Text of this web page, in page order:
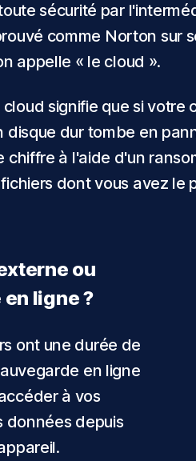
sécurité par
comme Norton sur
appelle « le cloud ».
signifie que si votre
disque dur tombe en
chiffre à l'aide d'un
dont vous avez le
ou
ligne ?
ont une durée de
en ligne
à vos
données depuis